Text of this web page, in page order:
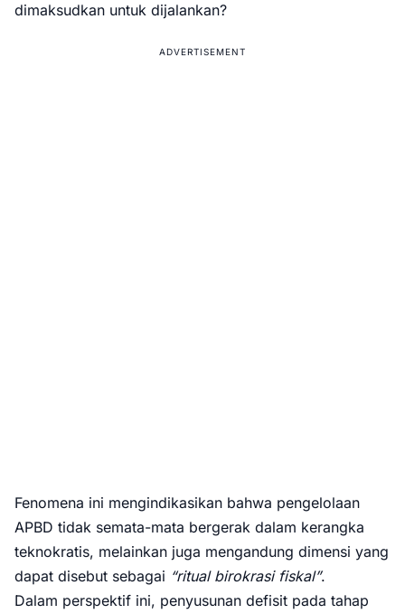
dimaksudkan untuk dijalankan?
ADVERTISEMENT
Fenomena ini mengindikasikan bahwa pengelolaan
APBD tidak semata-mata bergerak dalam kerangka
teknokratis, melainkan juga mengandung dimensi yang
dapat disebut sebagai “ritual birokrasi fiskal”.
Dalam perspektif ini, penyusunan defisit pada tahap